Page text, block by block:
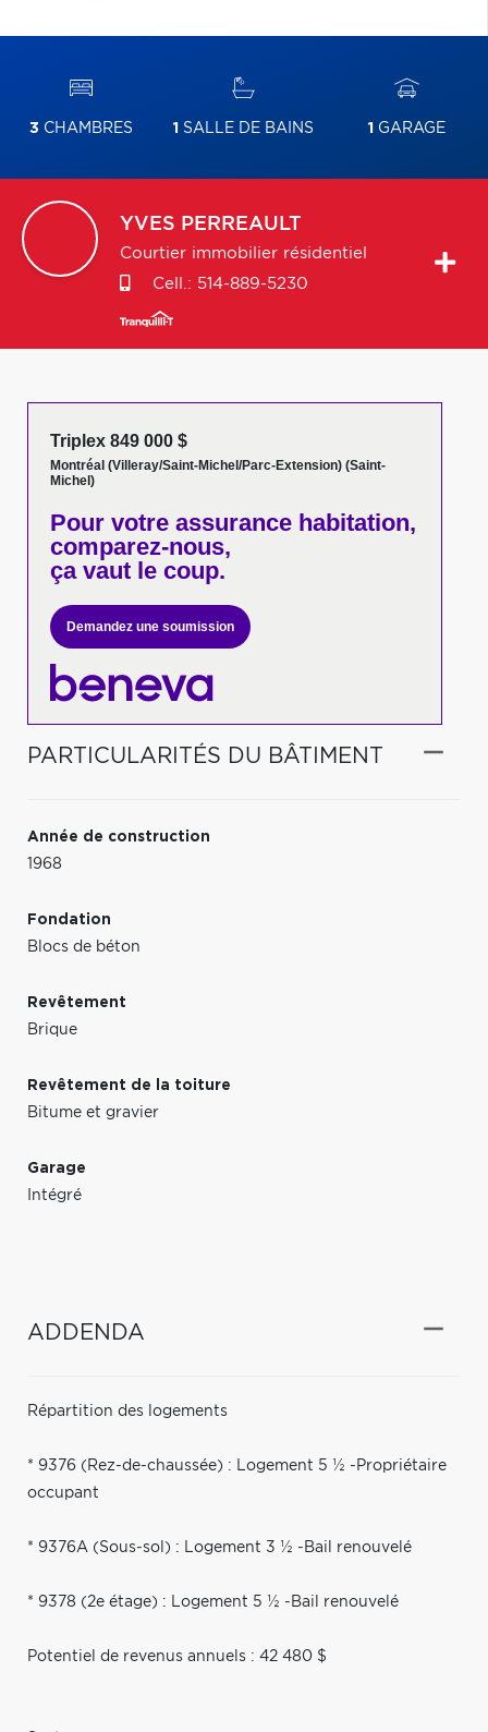
3 CHAMBRES 1 SALLE DE BAINS 1 GARAGE
YVES PERREAULT
Courtier immobilier résidentiel
Cell.: 514-889-5230
Triplex 849 000 $
Montréal (Villeray/Saint-Michel/Parc-Extension) (Saint-
Michel)
Pour votre assurance habitation,
comparez-nous,
ça vaut le coup.
Demandez une soumission
PARTICULARITÉS DU BÂTIMENT
Année de construction
1968
Fondation
Blocs de béton
Revêtement
Brique
Revêtement de la toiture
Bitume et gravier
Garage
Intégré
ADDENDA
Répartition des logements
* 9376 (Rez-de-chaussée) : Logement 5 ½ -Propriétaire
occupant
* 9376A (Sous-sol) : Logement 3 ½ -Bail renouvelé
* 9378 (2e étage) : Logement 5 ½ -Bail renouvelé
Potentiel de revenus annuels : 42 480 $